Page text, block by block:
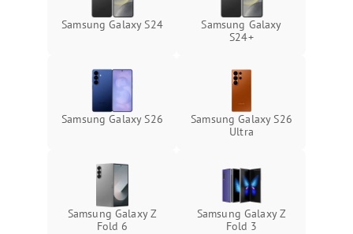
Samsung Galaxy S24
Samsung Galaxy
S24+
Samsung Galaxy S26
Samsung Galaxy S26
Ultra
Samsung Galaxy Z
Fold 6
Samsung Galaxy Z
Fold 3